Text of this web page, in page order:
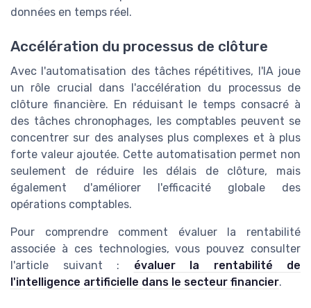
données en temps réel.
Accélération du processus de clôture
Avec l'automatisation des tâches répétitives, l'IA joue
un rôle crucial dans l'accélération du processus de
clôture financière. En réduisant le temps consacré à
des tâches chronophages, les comptables peuvent se
concentrer sur des analyses plus complexes et à plus
forte valeur ajoutée. Cette automatisation permet non
seulement de réduire les délais de clôture, mais
également d'améliorer l'efficacité globale des
opérations comptables.
Pour comprendre comment évaluer la rentabilité
associée à ces technologies, vous pouvez consulter
l'article suivant : évaluer la rentabilité de
l'intelligence artificielle dans le secteur financier.